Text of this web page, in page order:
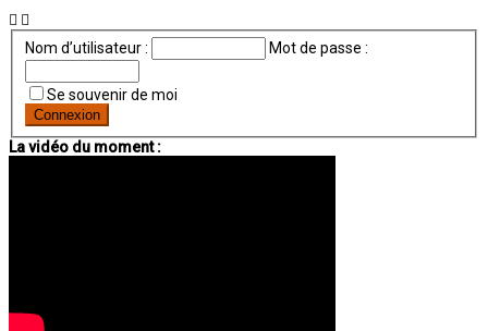
Nom d’utilisateur : Mot de passe :
Se souvenir de moi
La vidéo du moment :